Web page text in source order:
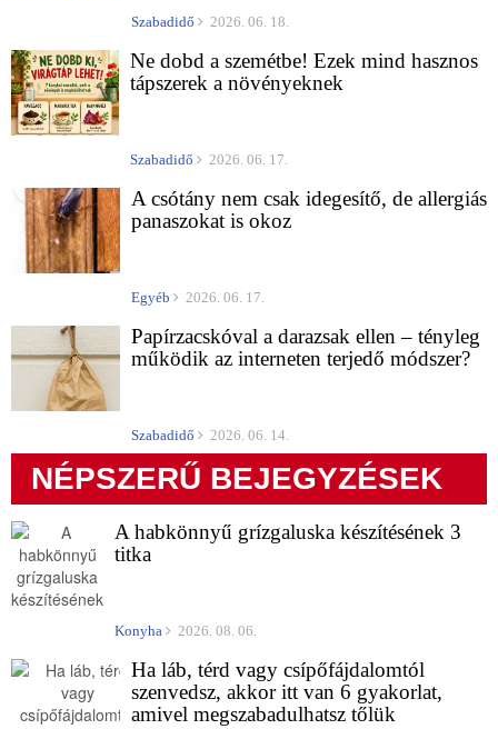
Szabadidő 2026. 06. 18.
Ne dobd a szemétbe! Ezek mind hasznos
tápszerek a növényeknek
Szabadidő 2026. 06. 17.
A csótány nem csak idegesítő, de allergiás
panaszokat is okoz
Egyéb 2026. 06. 17.
Papírzacskóval a darazsak ellen – tényleg
működik az interneten terjedő módszer?
Szabadidő 2026. 06. 14.
NÉPSZERŰ BEJEGYZÉSEK
A habkönnyű grízgaluska készítésének 3
titka
Konyha 2026. 08. 06.
Ha láb, térd vagy csípőfájdalomtól
szenvedsz, akkor itt van 6 gyakorlat,
amivel megszabadulhatsz tőlük